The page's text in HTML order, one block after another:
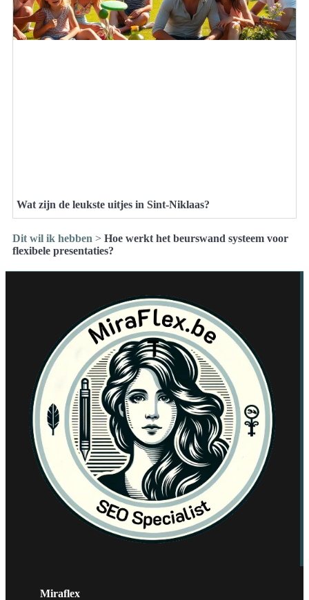
Wat zijn de leukste uitjes in Sint-Niklaas?
Dit wil ik hebben > Hoe werkt het beurswand systeem voor
flexibele presentaties?
Miraflex